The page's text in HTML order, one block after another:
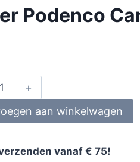
Podenco
aan winkelwagen
vanaf € 75!